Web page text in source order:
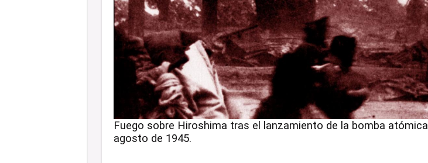
Fuego sobre Hiroshima tras el lanzamiento de la bomba
agosto de 1945.